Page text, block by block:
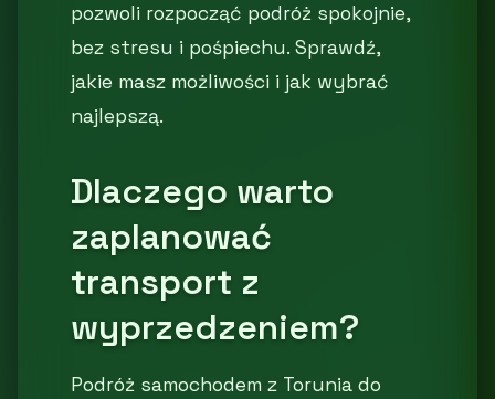
pozwoli rozpocząć podróż spokojnie,
bez stresu i pośpiechu. Sprawdź,
jakie masz możliwości i jak wybrać
najlepszą.
Dlaczego warto
zaplanować
transport z
wyprzedzeniem?
Podróż samochodem z Torunia do